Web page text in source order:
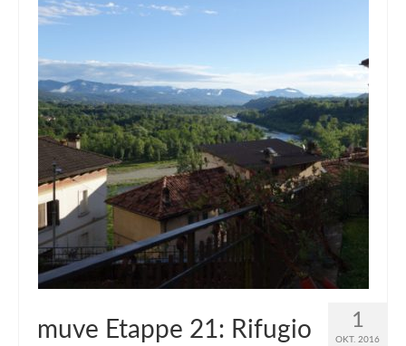
1
OKT. 2016
muve Etappe 21: Rifugio